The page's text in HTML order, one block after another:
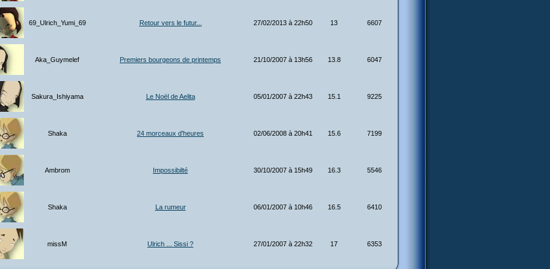
69_Ulrich_Yumi_69 Retour vers le futur... 27/02/2013 à 22h50 13 6607
Aka_Guymelef Premiers bourgeons de printemps 21/10/2007 à 13h56 13.8 6047
Sakura_Ishiyama Le Noël de Aelita 05/01/2007 à 22h43 15.1 9225
Shaka 24 morceaux d'heures 02/06/2008 à 20h41 15.6 7199
Ambrom Impossibilté 30/10/2007 à 15h49 16.3 5546
Shaka La rumeur 06/01/2007 à 10h46 16.5 6410
missM Ulrich ... Sissi ? 27/01/2007 à 22h32 17 6353